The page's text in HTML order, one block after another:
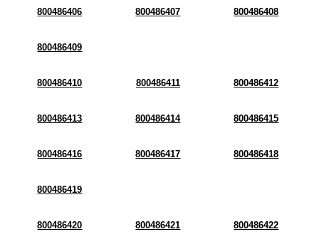
800486406 800486407 800486408
800486409
800486410 800486411 800486412
800486413 800486414 800486415
800486416 800486417 800486418
800486419
800486420 800486421 800486422